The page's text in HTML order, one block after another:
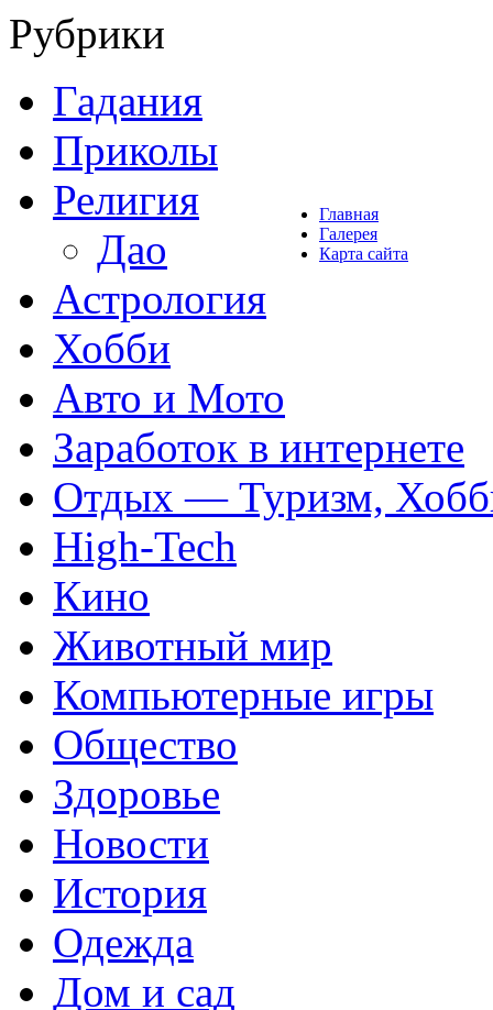
Главная
Галерея
Карта сайта
Рубрики
Гадания
Приколы
Религия
Дао
Астрология
Хобби
Авто и Мото
Заработок в интернете
Отдых — Туризм,
High-Tech
Кино
Животный мир
Компьютерные игры
Общество
Здоровье
Новости
История
Одежда
Дом и сад